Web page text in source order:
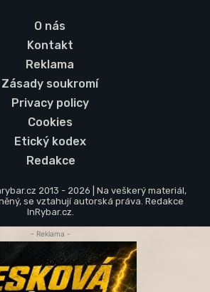
O nás
Kontakt
Reklama
Zásady soukromí
Privacy policy
Cookies
Etický kodex
Redakce
2013 - 2026 | Na veškerý materiál,
se vztahují autorská práva. Redakce
InRybar.cz.
- Reklama -